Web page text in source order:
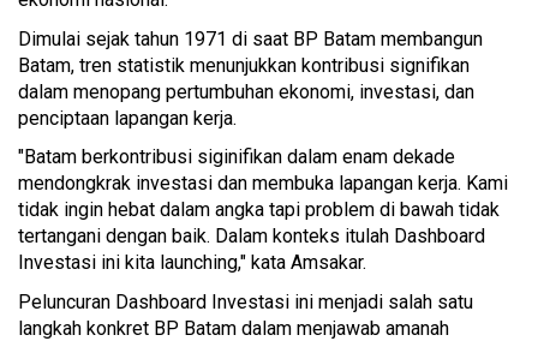
Dimulai sejak tahun 1971 di saat BP Batam membangun
Batam, tren statistik menunjukkan kontribusi signifikan
dalam menopang pertumbuhan ekonomi, investasi, dan
penciptaan lapangan kerja.
"Batam berkontribusi siginifikan dalam enam dekade
mendongkrak investasi dan membuka lapangan kerja. Kami
tidak ingin hebat dalam angka tapi problem di bawah tidak
tertangani dengan baik. Dalam konteks itulah Dashboard
Investasi ini kita launching," kata Amsakar.
Peluncuran Dashboard Investasi ini menjadi salah satu
langkah konkret BP Batam dalam menjawab amanah